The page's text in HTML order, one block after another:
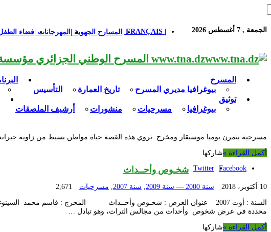
الجمعة , 7 أغسطس 2026 المسارح الجهوية | المهرجانات | فضاء الطفل
www.tna.dz المسرح الوطني الجزائري مؤسسة ثقافية عريقة تابعة لوزارة الثقافة-الجزائر، يحمل اسم العميد «محي الدين بشطارزي».
المسرح
بيوغرافيا مديري المسرح
تاريخ العمارة التأسيس
توثيق
بيوغرافيا
مسرحيات منشورات أرشيف الملصقات
مسرحية يتمرن يوميا موسيقار ومخرج: تروي هذه القصة حياة مواطن بسيط من زاوية جيرانه
أكمل القراءة »شاركها
Facebook
Twitter شخـوص وأحــداث
10 أكتوبر، 2018 سنة 2000 — سنة 2009 , سنة 2007 , مسرحيات 2,671
السنة : أوت 2007 عنوان العرض : شخـوص وأحــداث المخرج : قاسم محمد
محددة في عرض شخوص وأحداث من مجالس التراث، وهو تبادل …
أكمل القراءة »شاركها